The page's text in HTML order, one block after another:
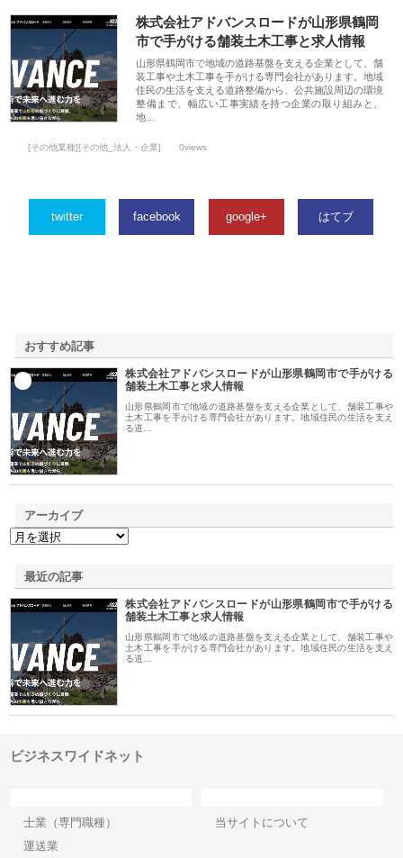
株式会社アドバンスロードが山形県鶴岡
市で手がける舗装土木工事と求人情報
山形県鶴岡市で地域の道路基盤を支える企業として、舗
装工事や土木工事を手がける専門会社があります。地域
住民の生活を支える道路整備から、公共施設周辺の環境
整備まで、幅広い工事実績を持つ企業の取り組みと、
地…
[その他業種][その他_法人・企業] 0views
twitter facebook google+ はてブ
おすすめ記事
株式会社アドバンスロードが山形県鶴岡市で手がける
舗装土木工事と求人情報
山形県鶴岡市で地域の道路基盤を支える企業として、舗装工事や
土木工事を手がける専門会社があります。地域住民の生活を支え
る道…
アーカイブ
最近の記事
株式会社アドバンスロードが山形県鶴岡市で手がける
舗装土木工事と求人情報
山形県鶴岡市で地域の道路基盤を支える企業として、舗装工事や
土木工事を手がける専門会社があります。地域住民の生活を支え
る道…
ビジネスワイドネット
士業（専門職種）
運送業
当サイトについて